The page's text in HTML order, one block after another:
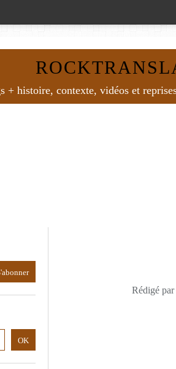
+ histoire, contexte, vidéos et
Rédigé